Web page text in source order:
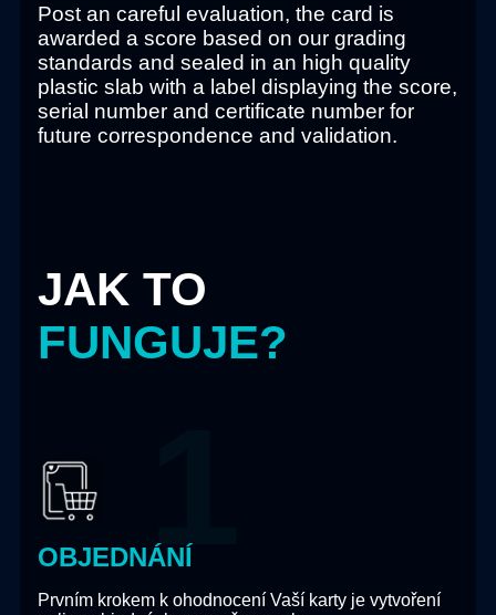
Post an careful evaluation, the card is
awarded a score based on our grading
standards and sealed in an high quality
plastic slab with a label displaying the score,
serial number and certificate number for
future correspondence and validation.
JAK TO
FUNGUJE?
OBJEDNÁNÍ
Prvním krokem k ohodnocení Vaší karty je vytvoření